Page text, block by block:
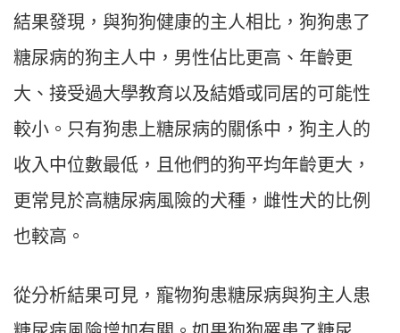
結果發現，與狗狗健康的主人相比，狗狗患了
糖尿病的狗主人中，男性佔比更高、年齡更
大、接受過大學教育以及結婚或同居的可能性
較小。只有狗患上糖尿病的關係中，狗主人的
收入中位數最低，且他們的狗平均年齡更大，
更常見於高糖尿病風險的犬種，雌性犬的比例
也較高。
從分析結果可見，寵物狗患糖尿病與狗主人患